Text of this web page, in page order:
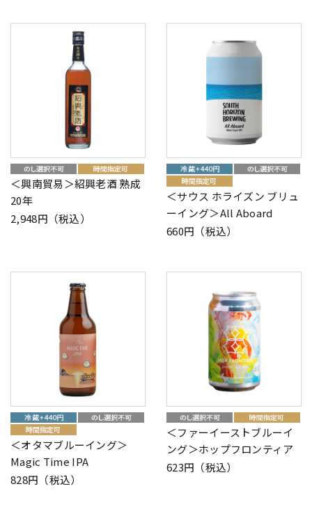
＜興南貿易＞紹興老酒 熟成
20年
2,948円（税込）
＜サウス ホライズン ブリュ
ーイング＞All Aboard
660円（税込）
＜オタマブルーイング＞
Magic Time IPA
828円（税込）
＜ファーイーストブルーイ
ング＞ホップフロンティア
623円（税込）